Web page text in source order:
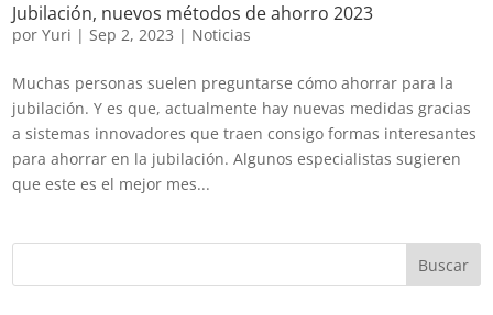
Jubilación, nuevos métodos de ahorro 2023
porYuri |Sep 2, 2023 | Noticias
Muchas personas suelen preguntarse cómo ahorrar para la
jubilación. Y es que, actualmente hay nuevas medidas gracias
a sistemas innovadores que traen consigo formas interesantes
para ahorrar en la jubilación. Algunos especialistas sugieren
que este es el mejor mes...
Buscar